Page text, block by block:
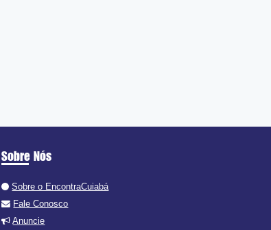
Sobre Nós
Sobre o EncontraCuiabá
Fale Conosco
Anuncie